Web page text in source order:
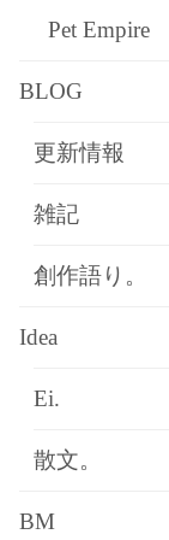
Pet Empire
BLOG
更新情報
雑記
創作語り。
Idea
Ei.
散文。
BM